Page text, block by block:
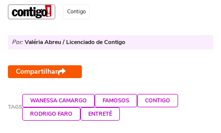
Contigo
Por: Valéria Abreu / Licenciado de Contigo
Compartilhar
TAGS
WANESSA CAMARGO FAMOSOS
CONTIGO
RODRIGO FARO
ENTRETÊ